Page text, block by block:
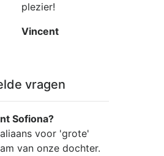
plezier!
Vincent
vragen
Sofiona?
voor 'grote'
van onze dochter.